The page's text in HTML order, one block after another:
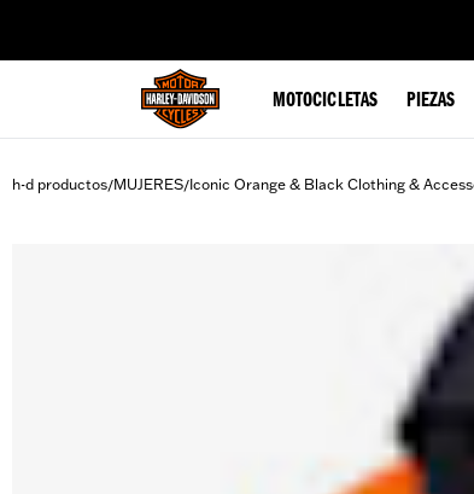
MOTOCICLETAS PIEZAS
h-d productos/MUJERES/Iconic Orange & Black Clothing &